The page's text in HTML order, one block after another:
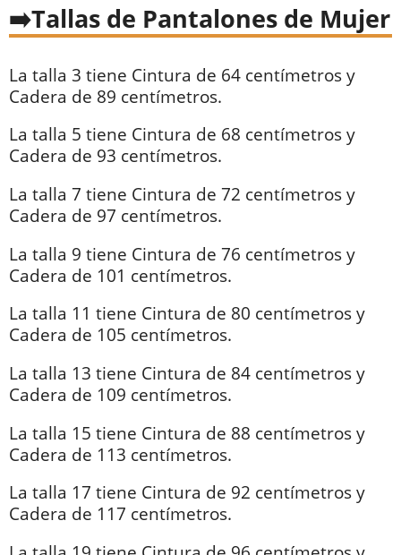
Tallas de Pantalones de Mujer
La talla 3 tiene Cintura de 64 centímetros y
Cadera de 89 centímetros.
La talla 5 tiene Cintura de 68 centímetros y
Cadera de 93 centímetros.
La talla 7 tiene Cintura de 72 centímetros y
Cadera de 97 centímetros.
La talla 9 tiene Cintura de 76 centímetros y
Cadera de 101 centímetros.
La talla 11 tiene Cintura de 80 centímetros y
Cadera de 105 centímetros.
La talla 13 tiene Cintura de 84 centímetros y
Cadera de 109 centímetros.
La talla 15 tiene Cintura de 88 centímetros y
Cadera de 113 centímetros.
La talla 17 tiene Cintura de 92 centímetros y
Cadera de 117 centímetros.